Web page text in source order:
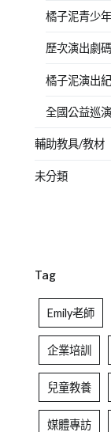
橘子泥青少
歷次演出劇
橘子泥演出
全國公益巡
輔助教具/教材
未分類
Tag
Emily老師
企業培訓
兒童教養
媒體專訪